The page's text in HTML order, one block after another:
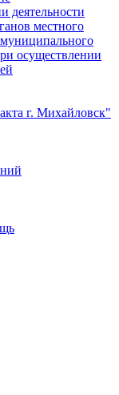
деятельности
местного
осуществлении
г. Михайловск"